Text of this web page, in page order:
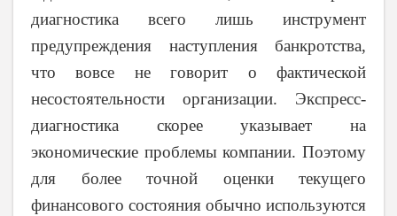
диагностика всего лишь инструмент
предупреждения наступления банкротства,
что вовсе не говорит о фактической
несостоятельности организации. Экспресс-
диагностика скорее указывает на
экономические проблемы компании. Поэтому
для более точной оценки текущего
финансового состояния обычно используются